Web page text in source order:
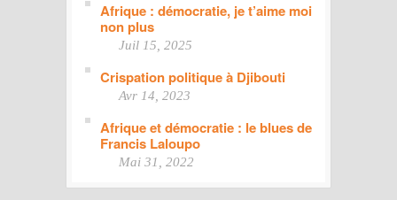
Afrique : démocratie, je t’aime moi
non plus
Juil 15, 2025
Crispation politique à Djibouti
Avr 14, 2023
Afrique et démocratie : le blues de
Francis Laloupo
Mai 31, 2022